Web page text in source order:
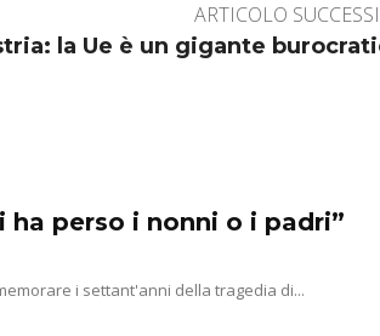
ARTICOLO
la Ue è un gigante
ha perso i nonni o i padri”
i settant'anni della tragedia di...